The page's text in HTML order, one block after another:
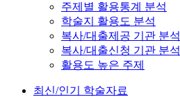
주제별 활용통계 분석
학술지 활용도 분석
복사/대출제공 기관 분석
복사/대출신청 기관 분석
활용도 높은 주제
최신/인기 학술자료